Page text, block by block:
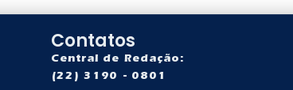
Contatos
Central de Redação:
(22) 3190 - 0801